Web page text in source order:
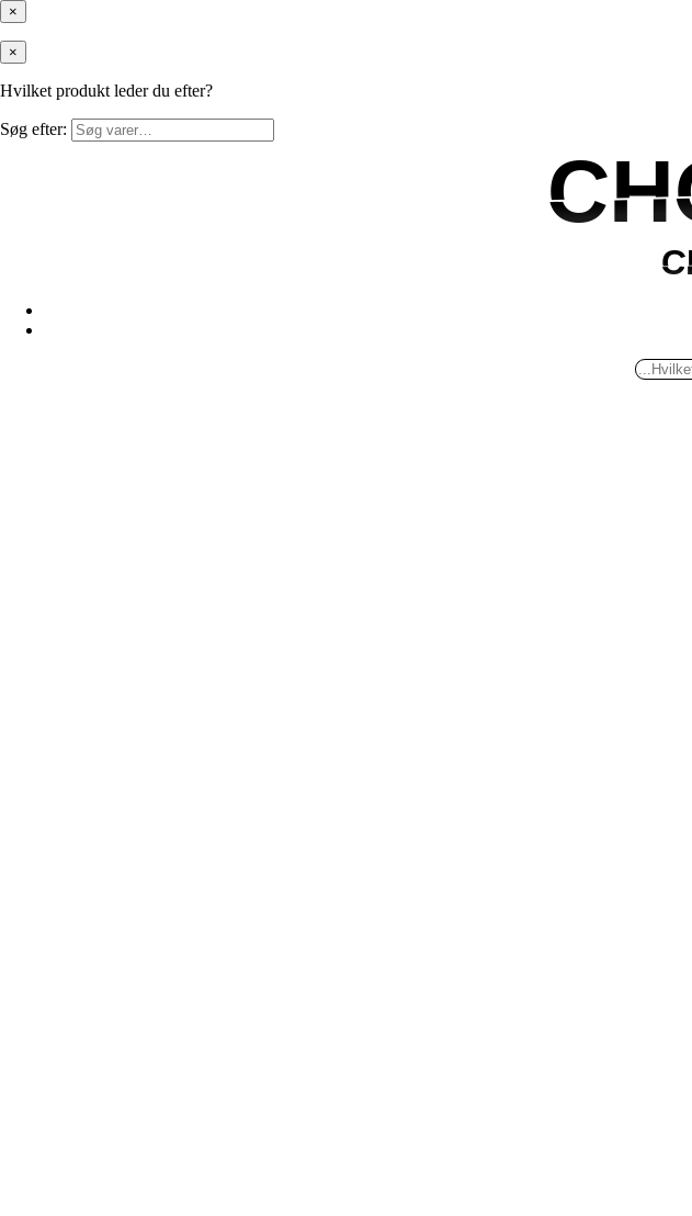
×
×
Hvilket produkt leder du efter?
Søg efter: